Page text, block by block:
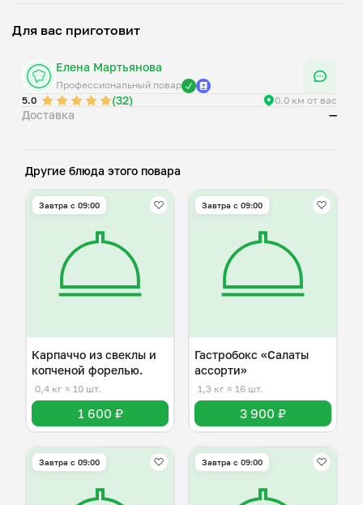
Для вас приготовит
Елена Мартьянова
Профессиональный повар
5.0
(32) 0.0 км от вас
Доставка —
Другие блюда этого повара
Завтра c 09:00
Карпаччо из свеклы и
копченой форелью.
0,4 кг ≈ 10 шт.
1 600 ₽
Завтра c 09:00
Гастробокс «Салаты
ассорти»
1,3 кг ≈ 16 шт.
3 900 ₽
Завтра c 09:00 Завтра c 09:00